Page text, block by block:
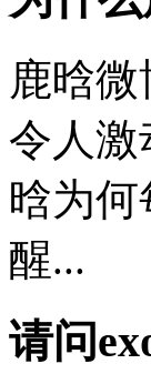
鹿晗
令人
晗为何
醒...
请问